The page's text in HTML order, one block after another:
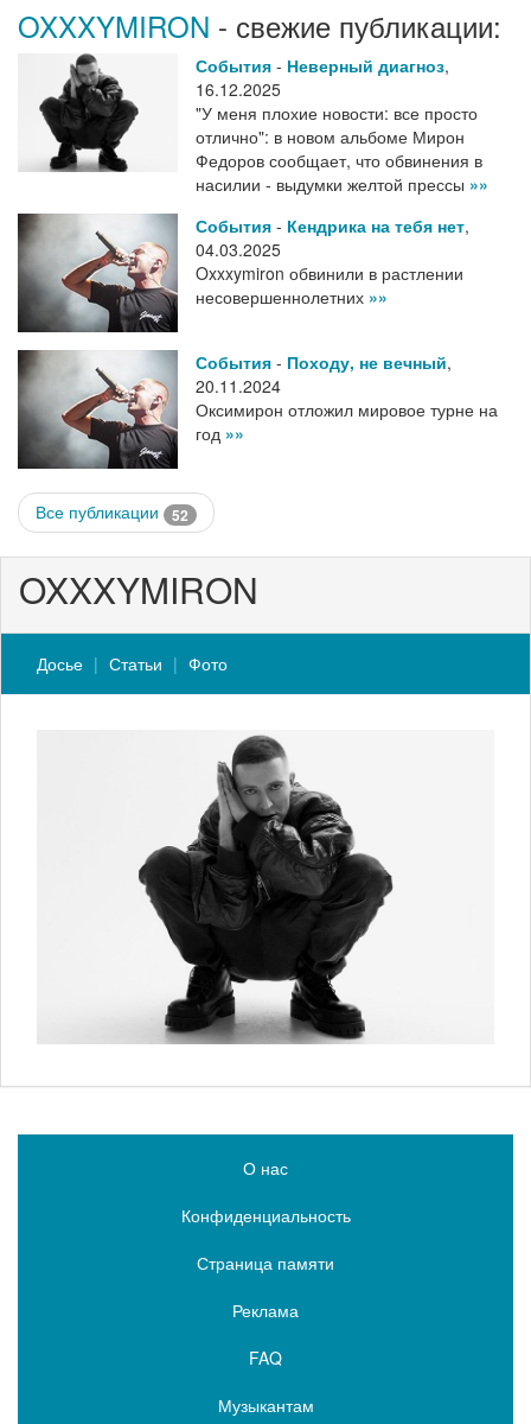
OXXXYMIRON - свежие публикации:
События - Неверный диагноз,
16.12.2025
"У меня плохие новости: все просто
отлично": в новом альбоме Мирон
Федоров сообщает, что обвинения в
насилии - выдумки желтой прессы »»
События - Кендрика на тебя нет,
04.03.2025
Oxxxymiron обвинили в растлении
несовершеннолетних »»
События - Походу, не вечный,
20.11.2024
Оксимирон отложил мировое турне на
год »»
Все публикации 52
OXXXYMIRON
Досье Статьи Фото
О нас
Конфиденциальность
Страница памяти
Реклама
FAQ
Музыкантам